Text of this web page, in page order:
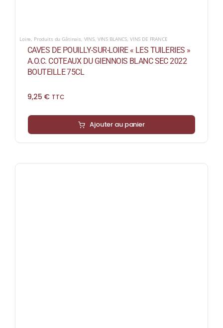
Loire, Produits du Gâtinais, VINS, VINS BLANCS, VINS DE FRANCE
CAVES DE POUILLY-SUR-LOIRE « LES TUILERIES »
A.O.C. COTEAUX DU GIENNOIS BLANC SEC 2022
BOUTEILLE 75CL
9,25 € TTC
Ajouter au panier